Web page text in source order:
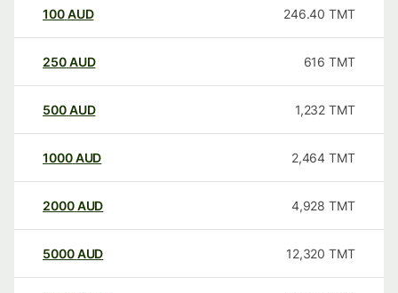
100AUD 246.40 TMT
250AUD 616 TMT
500AUD 1,232 TMT
1000AUD 2,464 TMT
2000AUD 4,928 TMT
5000AUD 12,320 TMT